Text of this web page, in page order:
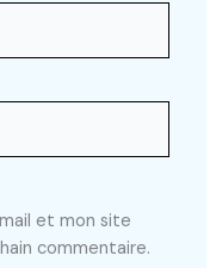
et mon site
commentaire.